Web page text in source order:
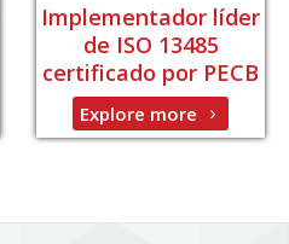
Implementador líder
de ISO 13485
certificado por PECB
Explore more